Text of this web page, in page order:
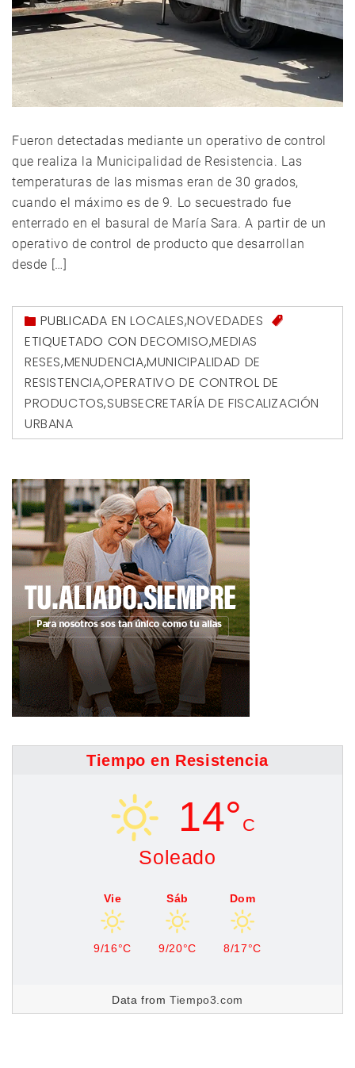
Fueron detectadas mediante un operativo de control
que realiza la Municipalidad de Resistencia. Las
temperaturas de las mismas eran de 30 grados,
cuando el máximo es de 9. Lo secuestrado fue
enterrado en el basural de María Sara. A partir de un
operativo de control de producto que desarrollan
desde […]
PUBLICADA ENLOCALES,NOVEDADES
ETIQUETADO CON DECOMISO,MEDIAS
RESES,MENUDENCIA,MUNICIPALIDAD DE
RESISTENCIA,OPERATIVO DE CONTROL DE
PRODUCTOS,SUBSECRETARÍA DE FISCALIZACIÓN
URBANA
Tiempo en Resistencia
14° C
Soleado
Vie
9/16°C
Sáb
9/20°C
Dom
8/17°C
Data fromTiempo3.com